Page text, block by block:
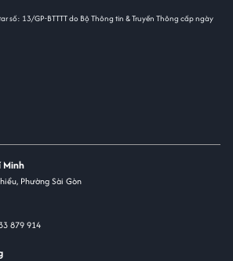
số: 13/GP-BTTTT do Bộ Thông tin & Truyền Thông cấp ngày
Minh
Phường Sài Gòn
879 914